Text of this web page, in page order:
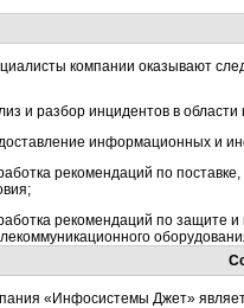
компании оказывают
и разбор инцидентов в
информационных и
рекомендаций по
рекомендаций по защите
«Инфосистемы Джет»